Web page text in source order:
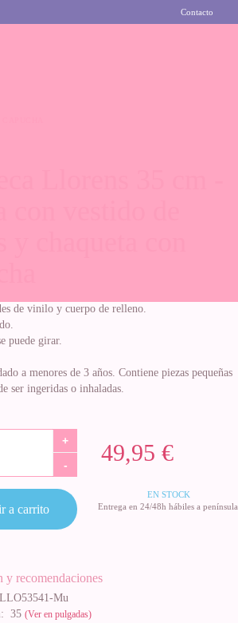
Contacto
con vestido de
de vinilo y cuerpo de relleno.
puede girar.
a menores de 3 años. Contiene piezas pequeñas
ser ingeridas o inhaladas.
49,95 €
+
-
EN STOCK
Entrega en 24/48h hábiles a península.
a carrito
y recomendaciones
Mu
35 (Ver en pulgadas)